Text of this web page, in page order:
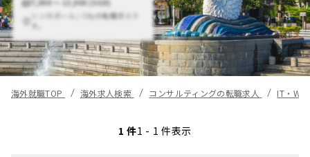
7,000 〜 13,000 (SGD)
シンガポール / Cityの転職求人で
す。
海外就職TOP 海外求人検索 コンサルティングの転職求人 IT・
1 件1 - 1 件表示